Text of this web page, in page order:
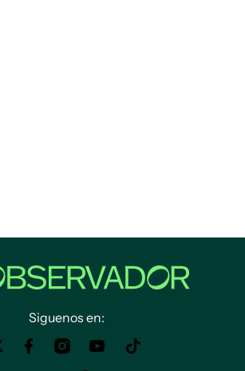
Siguenos en: